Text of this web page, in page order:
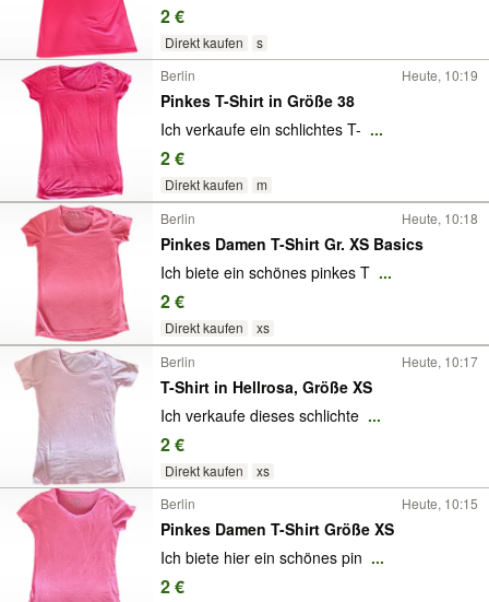
2 €
Direkt kaufen
s
Berlin
Heute, 10:19
Pinkes T-Shirt in Größe 38
Ich verkaufe ein schlichtes T- ...
2 €
Direkt kaufen
m
Berlin
Heute, 10:18
Pinkes Damen T-Shirt Gr. XS Basics
Ich biete ein schönes pinkes T ...
2 €
Direkt kaufen
xs
Berlin
Heute, 10:17
T-Shirt in Hellrosa, Größe XS
Ich verkaufe dieses schlichte ...
2 €
Direkt kaufen
xs
Berlin
Heute, 10:15
Pinkes Damen T-Shirt Größe XS
Ich biete hier ein schönes pin ...
2 €